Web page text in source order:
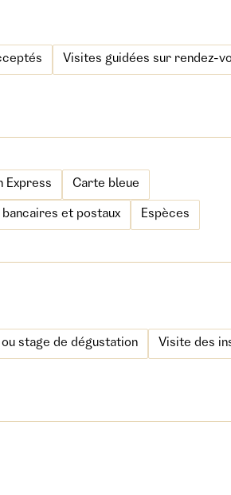
Visites guidées sur rendez-
Express Carte bleue
bancaires et postaux Espèces
stage de dégustation Visite des